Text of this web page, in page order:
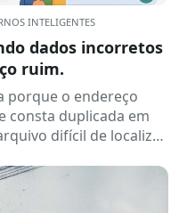
INTELIGENTES
dados incorretos
ruim.
porque o endereço
consta duplicada em
difícil de localizar